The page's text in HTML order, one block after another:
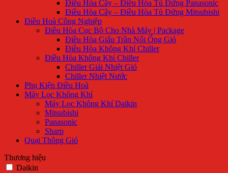
Điều Hòa Cây – Điều Hòa Tủ Đứng Panasonic
Điều Hòa Cây – Điều Hòa Tủ Đứng Mitsubishi
Điều Hoà Công Nghiệp
Điều Hòa Cục Bộ Cho Nhà Máy | Package
Điều Hòa Giấu Trần Nối Ống Gió
Điều Hòa Không Khí Chiller
Điều Hòa Không Khí Chiller
Chiller Giải Nhiệt Gió
Chiller Nhiệt Nước
Phụ Kiện Điều Hoà
Máy Lọc Không Khí
Máy Lọc Không Khí Daikin
Mitsubishi
Panasonic
Sharp
Quạt Thông Gió
Thương hiệu
Daikin